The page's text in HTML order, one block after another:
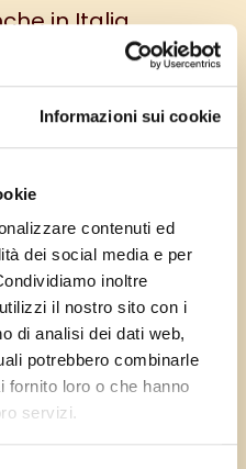
Informazioni sui cookie
contenuti ed
dei social media e per
inoltre
il nostro sito con i
di analisi dei dati web,
potrebbero combinarle
fornito loro o che hanno
servizi.
in Italia,
periodo:
e
dolcetti
che potrete
scatola di
per
inaspettati o
originale.